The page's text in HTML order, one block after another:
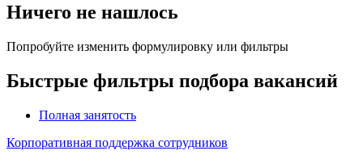
Ничего не нашлось
Попробуйте изменить формулировку или фильтры
Быстрые фильтры подбора вакансий
Полная занятость
Корпоративная поддержка сотрудников